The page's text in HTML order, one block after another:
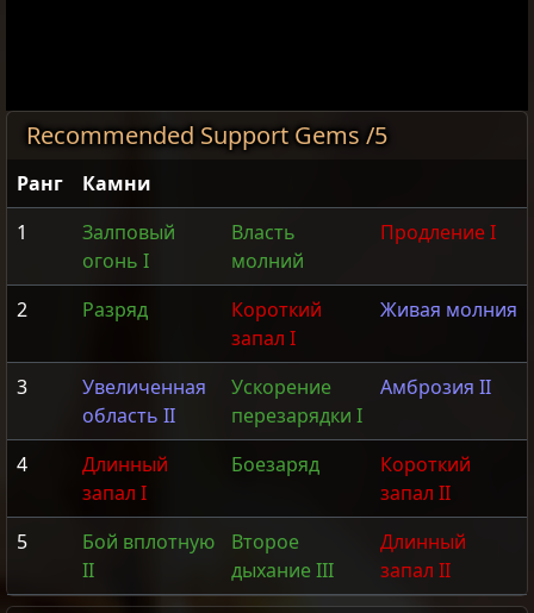
Recommended Support Gems /5
Ранг
Камни
1
Залповый
огонь I
Власть
молний
Продление I
2 Разряд
Короткий
запал I
Живая молния
3
Увеличенная
область II
Ускорение
перезарядки I
Амброзия II
4
Длинный
запал I
Боезаряд
Короткий
запал II
5
Бой вплотную
II
Второе
дыхание III
Длинный
запал II